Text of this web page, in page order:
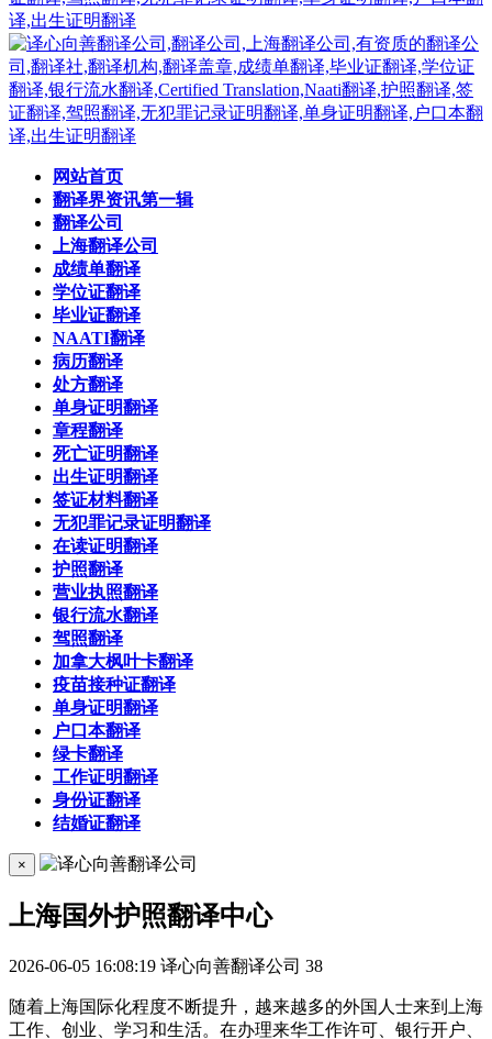
网站首页
翻译界资讯第一辑
翻译公司
上海翻译公司
成绩单翻译
学位证翻译
毕业证翻译
NAATI翻译
病历翻译
处方翻译
单身证明翻译
章程翻译
死亡证明翻译
出生证明翻译
签证材料翻译
无犯罪记录证明翻译
在读证明翻译
护照翻译
营业执照翻译
银行流水翻译
驾照翻译
加拿大枫叶卡翻译
疫苗接种证翻译
单身证明翻译
户口本翻译
绿卡翻译
工作证明翻译
身份证翻译
结婚证翻译
×
上海国外护照翻译中心
2026-06-05 16:08:19 译心向善翻译公司 38
随着上海国际化程度不断提升，越来越多的外国人士来到上海
工作、创业、学习和生活。在办理来华工作许可、银行开户、